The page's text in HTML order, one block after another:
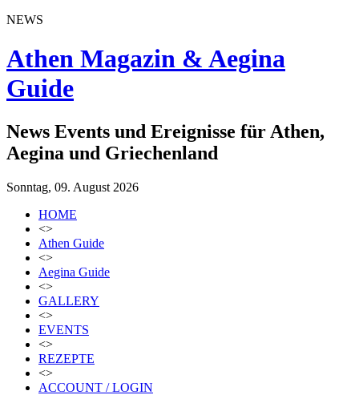
NEWS
Athen Magazin & Aegina
Guide
News Events und Ereignisse für Athen,
Aegina und Griechenland
Sonntag, 09. August 2026
HOME
<>
Athen Guide
<>
Aegina Guide
<>
GALLERY
<>
EVENTS
<>
REZEPTE
<>
ACCOUNT / LOGIN